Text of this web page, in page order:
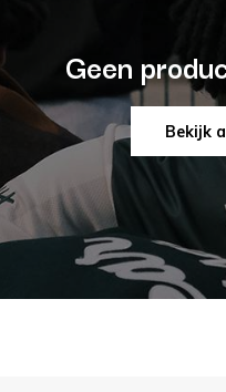
Geen
Bekijk